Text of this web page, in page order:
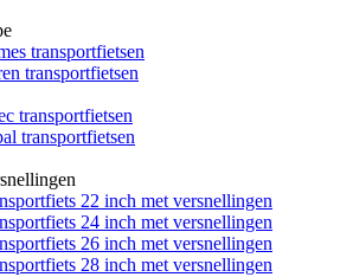
transportfietsen
transportfietsen
transportfietsen
transportfietsen
22 inch met versnellingen
24 inch met versnellingen
26 inch met versnellingen
28 inch met versnellingen